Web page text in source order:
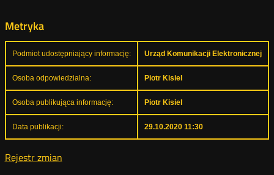
Metryka
Podmiot udostępniający informację: Urząd Komunikacji Elektronicznej
Osoba odpowiedzialna: Piotr Kisiel
Osoba publikująca informację: Piotr Kisiel
Data publikacji: 29.10.2020 11:30
Rejestr zmian